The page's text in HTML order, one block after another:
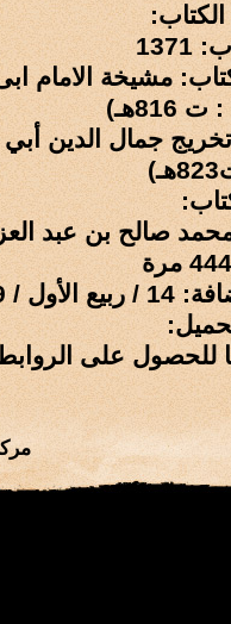
مشيخة الامام
جمال الدين
بن عبد العزيز المراد
20 / مارس / 2008 م
للحصول على